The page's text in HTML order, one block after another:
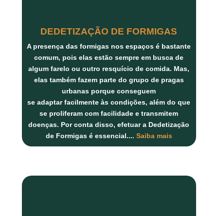
DEDETIZAÇÃO DE FORMIGAS
A presença das formigas nos espaços é bastante
comum, pois elas estão sempre em busca de
algum farelo ou outro resquício de comida. Mas,
elas também fazem parte do grupo de pragas
urbanas porque conseguem
se adaptar facilmente às condições, além do que
se proliferam com facilidade e transmitem
doenças. Por conta disso, efetuar a Dedetização
de Formigas é essencial.... Saiba mais